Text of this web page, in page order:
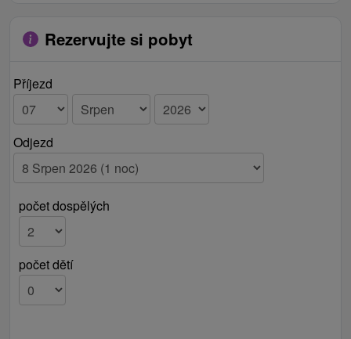
Rezervujte si pobyt
Příjezd
Odjezd
počet dospělých
počet dětí